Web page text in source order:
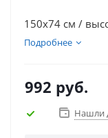
150х74 см /
Подробнее
992 руб.
Нашли